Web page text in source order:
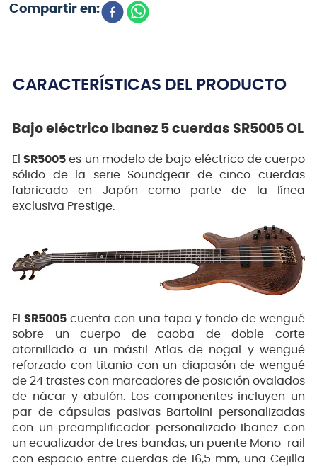
CARACTERÍSTICAS DEL PRODUCTO
Bajo eléctrico Ibanez 5 cuerdas SR5005 OL
ElSR5005 es un modelo de bajo eléctrico de cuerpo
sólido de la serie Soundgear de cinco cuerdas
fabricado en Japón como parte de la línea
exclusiva Prestige.
El SR5005 cuenta con una tapa y fondo de wengué
sobre un cuerpo de caoba de doble corte
atornillado a un mástil Atlas de nogal y wengué
reforzado con titanio con un diapasón de wengué
de 24 trastes con marcadores de posición ovalados
de nácar y abulón. Los componentes incluyen un
par de cápsulas pasivas Bartolini personalizadas
con un preamplificador personalizado Ibanez con
un ecualizador de tres bandas, un puente Mono-rail
con espacio entre cuerdas de 16,5 mm, una Cejilla